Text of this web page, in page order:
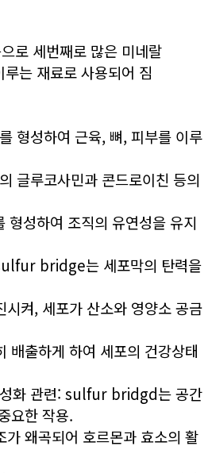
로 세번째로 많은 미네랄
는 재료로 사용되어 짐
형성하여 근육, 뼈, 피부를 이루
글루코사민과 콘드로이친 등의
성하여 조직의 유연성을 유지
bridge는 세포막의 탄력을
시켜, 세포가 산소와 영양소 공금
배출하게 하여 세포의 건강상태
화 관련: sulfur bridgd는 공간
요한 작용.
가 왜곡되어 호르몬과 효소의 활